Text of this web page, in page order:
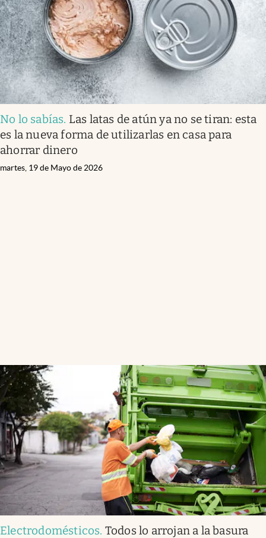
No lo sabías. Las latas de atún ya no se tiran: esta
es la nueva forma de utilizarlas en casa para
ahorrar dinero
martes, 19 de Mayo de 2026
Electrodomésticos. Todos lo arrojan a la basura